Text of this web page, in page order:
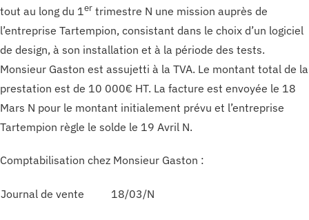
tout au long du 1ertrimestre N une mission auprès de
l’entreprise Tartempion, consistant dans le choix d’un logiciel
de design, à son installation et à la période des tests.
Monsieur Gaston est assujetti à la TVA. Le montant total de la
prestation est de 10 000€ HT. La facture est envoyée le 18
Mars N pour le montant initialement prévu et l’entreprise
Tartempion règle le solde le 19 Avril N.
Comptabilisation chez Monsieur Gaston :
Journal de vente 18/03/N